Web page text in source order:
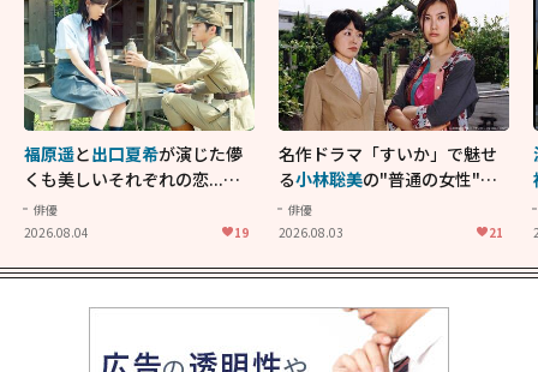
福原遥と出口夏希が演じた儚
くも美しいそれぞれの恋...生
きることの尊さを教えてくれ
た映画「あの花が咲く丘で、
俳優
2026.08.04
19
名作ドラマ「すいか」で魅せ
る小林聡美の"普通の女性"が
大人に刺さる...映画「かもめ
食堂」にも通じる静かな芝居
俳優
2026.08.03
21